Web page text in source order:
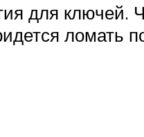
для ключей.
ломать